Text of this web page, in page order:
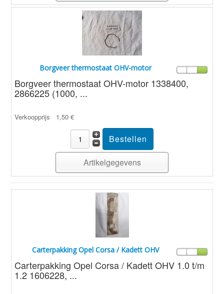
Borgveer thermostaat OHV-motor
Borgveer thermostaat OHV-motor 1338400,
2866225 (1000, ...
Verkoopprijs 1,50 €
Artikelgegevens
Carterpakking Opel Corsa / Kadett OHV
Carterpakking Opel Corsa / Kadett OHV 1.0 t/m
1.2 1606228, ...